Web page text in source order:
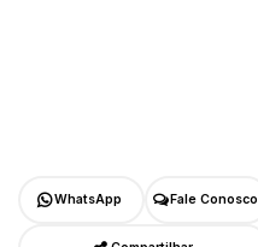
WhatsApp Fale Conosco